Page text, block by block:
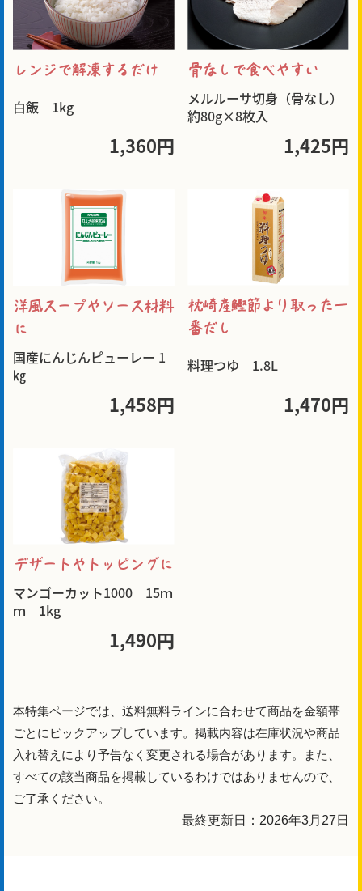
白飯 1kg
レンジで解凍するだけ
1,360円
メルルーサ切身（骨なし）
約80g×8枚入
骨なしで食べやすい
1,425円
国産にんじんピューレー 1
㎏
洋風スープやソース材料
に
1,458円
料理つゆ 1.8L
枕崎産鰹節より取った一
番だし
1,470円
マンゴーカット1000 15ｍ
ｍ 1kg
デザートやトッピングに
1,490円
本特集ページでは、送料無料ラインに合わせて商品を金額帯
ごとにピックアップしています。掲載内容は在庫状況や商品
入れ替えにより予告なく変更される場合があります。また、
すべての該当商品を掲載しているわけではありませんので、
ご了承ください。
最終更新日：2026年3月27日